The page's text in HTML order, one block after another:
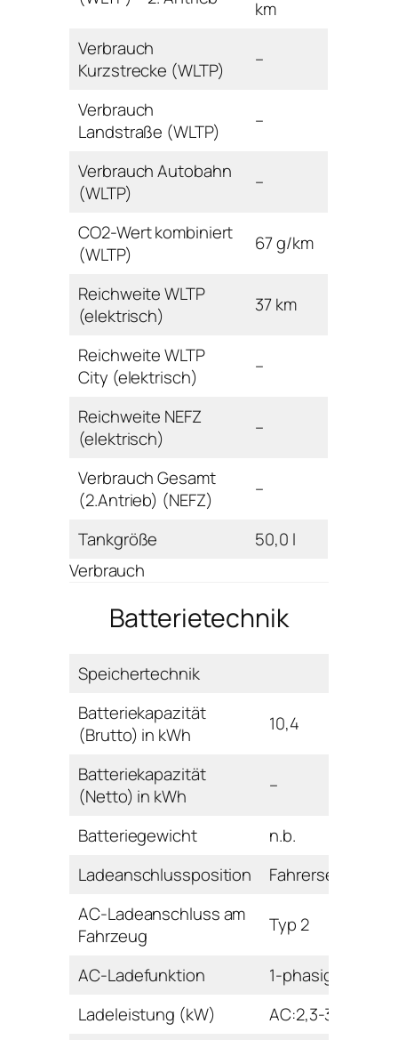
km
Verbrauch
Kurzstrecke (WLTP)
–
Verbrauch
Landstraße (WLTP)
–
Verbrauch Autobahn
(WLTP)
–
CO2-Wert kombiniert
(WLTP)
67 g/km
Reichweite WLTP
(elektrisch)
37 km
Reichweite WLTP
City (elektrisch)
–
Reichweite NEFZ
(elektrisch)
–
Verbrauch Gesamt
(2.Antrieb) (NEFZ)
–
Tankgröße
50,0 l
Verbrauch
Batterietechnik
Speichertechnik
Batteriekapazität
(Brutto) in kWh
10,4
Batteriekapazität
(Netto) in kWh
–
Batteriegewicht
n.b.
Ladeanschlussposition
Fahrerseite
AC-Ladeanschluss am
Fahrzeug
Typ 2
AC-Ladefunktion
1-phasig
Ladeleistung (kW)
AC:2,3-3,7